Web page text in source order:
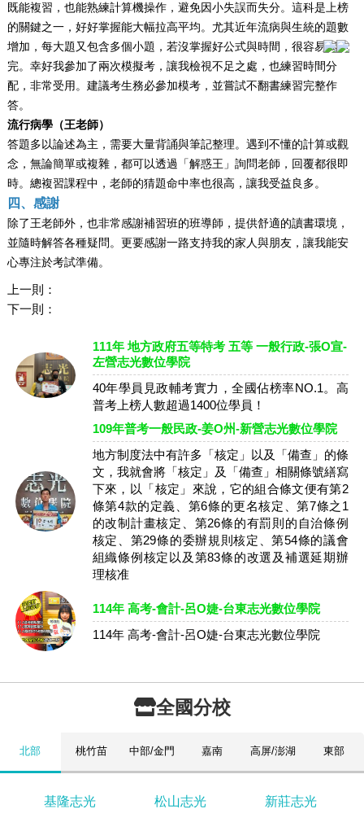
既能複習，也能熟練計算機操作，避免因小失誤而失分。這科是上榜
的關鍵之一，好好掌握能大幅拉高平均。尤其近年流病與生統的題數
增加，每大題又包含多個小題，若沒掌握好公式與時間，很容易寫不
完。幸好我參加了兩次模擬考，讓我檢視不足之處，也練習時間分
配，非常受用。建議考生務必參加模考，並嘗試不翻書練習完整作
答。
流行病學（王老師）
答題多以論述為主，需要大量背誦與筆記整理。遇到不懂的計算或觀
念，無論簡單或複雜，都可以透過「解惑王」詢問老師，回覆都很即
時。總複習課程中，老師的猜題命中率也很高，讓我受益良多。
四、感謝
除了王老師外，也非常感謝補習班的班導師，提供舒適的讀書環境，
並隨時解答各種疑問。更要感謝一路支持我的家人與朋友，讓我能安
心專注於考試準備。
上一則：
下一則：
111年 地方政府五等特考 五等 一般行政-張O宣-
左營志光數位學院
40年學員見政輔考實力，全國佔榜率NO.1。高
普考上榜人數超過1400位學員！
109年普考一般民政-姜O州-新營志光數位學院
地方制度法中有許多「核定」以及「備查」的條
文，我就會將「核定」及「備查」相關條號繕寫
下來，以「核定」來說，它的組合條文便有第2
條第4款的定義、第6條的更名核定、第7條之1
的改制計畫核定、第26條的有罰則的自治條例
核定、第29條的委辦規則核定、第54條的議會
組織條例核定以及第83條的改選及補選延期辦
理核准
114年 高考-會計-呂O婕-台東志光數位學院
114年 高考-會計-呂O婕-台東志光數位學院
全國分校
北部 桃竹苗 中部/金門 嘉南 高屏/澎湖 東部
基隆志光 松山志光 新莊志光